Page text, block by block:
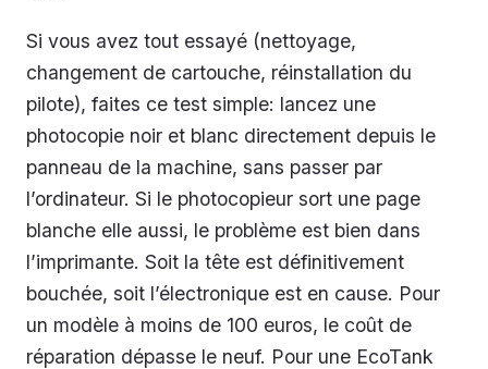
Si vous avez tout essayé (nettoyage,
changement de cartouche, réinstallation du
pilote), faites ce test simple: lancez une
photocopie noir et blanc directement depuis le
panneau de la machine, sans passer par
l’ordinateur. Si le photocopieur sort une page
blanche elle aussi, le problème est bien dans
l’imprimante. Soit la tête est définitivement
bouchée, soit l’électronique est en cause. Pour
un modèle à moins de 100 euros, le coût de
réparation dépasse le neuf. Pour une EcoTank